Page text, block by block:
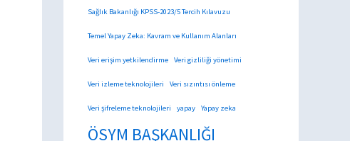
Sağlık Bakanlığı KPSS-2023/5 Tercih Kılavuzu
Temel Yapay Zeka: Kavram ve Kullanım Alanları
Veri erişim yetkilendirme Veri gizliliği yönetimi
Veri izleme teknolojileri Veri sızıntısı önleme
Veri şifreleme teknolojileri yapay Yapay zeka
ÖSYM BAŞKANLIĞI